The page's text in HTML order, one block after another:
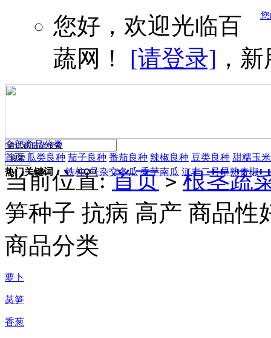
您好，欢迎光临百
蔬网！ [请登录] ，
热门关键词： 铁柱2号杂交冬瓜 香芋南瓜 汇丰二号早熟青椒
全部商品分类
首页 瓜类良种 茄子良种 番茄良种 辣椒良种 豆类良种 甜糯玉米
当前位置:首页 > 根茎蔬
笋种子 抗病 高产 商品性
商品分类
萝卜
莴笋
香葱